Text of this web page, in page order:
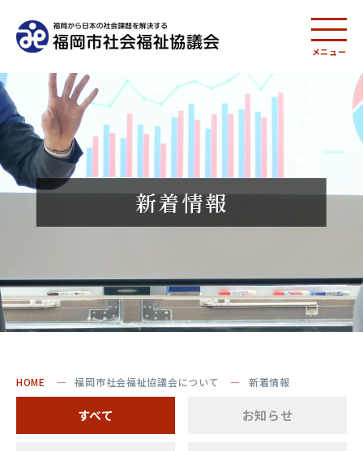
メニュー
新着情報
HOME 福岡市社会福祉協議会について 新着情報
すべて お知らせ